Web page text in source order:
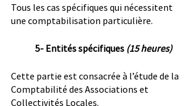
Tous les cas spécifiques qui nécessitent
une comptabilisation particulière.
5- Entités spécifiques (15 heures)
Cette partie est consacrée à l’étude de la
Comptabilité des Associations et
Collectivités Locales.